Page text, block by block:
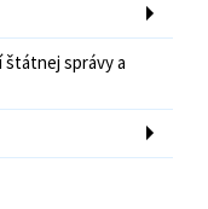
štátnej správy a